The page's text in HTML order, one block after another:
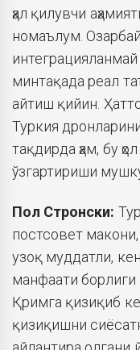
ҳал қилувчи
номаълум.
интеграцияланмай
минтақада реал
айтиш қийин.
Туркия
тақдирда ҳам, бу
ўзгартириши
Пол Стронски:
постсовет
узоқ муддатли,
манфаати борлиги
Қримга қизиқиб
қизиқишни